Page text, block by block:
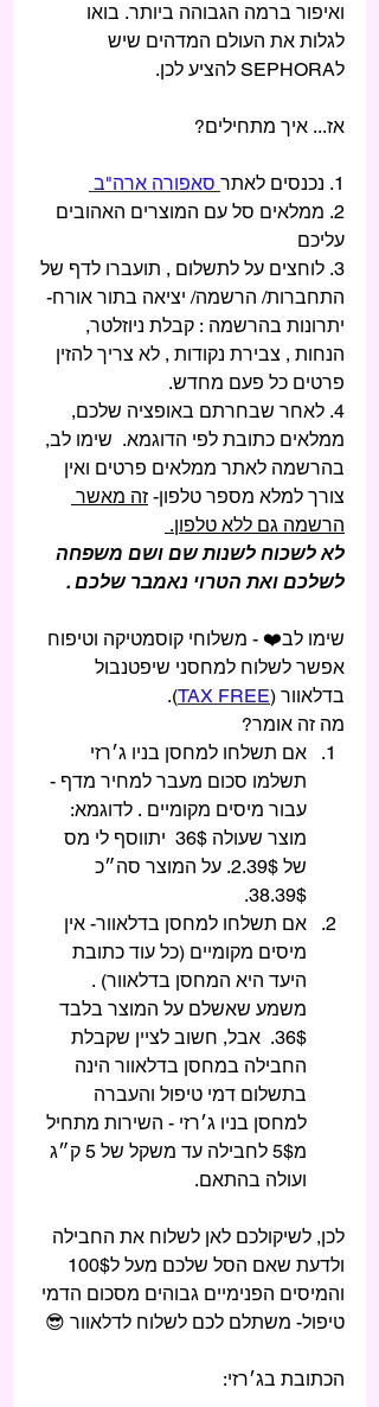
ואיפור ברמה הגבוהה ביותר. בואו
לגלות את העולם המדהים שיש
לSEPHORA להציע לכן.
אז... איך מתחילים?
1. נכנסים לאתר
סאפורה ארה"ב
2. ממלאים סל עם המוצרים האהובים
עליכם
3. לוחצים על לתשלום , תועברו לדף של
התחברות/ הרשמה/ יציאה בתור אורח-
יתרונות בהרשמה : קבלת ניוזלטר,
הנחות , צבירת נקודות , לא צריך להזין
פרטים כל פעם מחדש.
4. לאחר שבחרתם באופציה שלכם,
ממלאים כתובת לפי הדוגמא.  שימו לב,
בהרשמה לאתר ממלאים פרטים ואין
צורך למלא מספר טלפון- זה מאשר
הרשמה גם ללא טלפון.
לא לשכוח לשנות שם ושם משפחה
לשלכם ואת הטרוי נאמבר שלכם .
שימו לב❤️ - משלוחי קוסמטיקה וטיפוח
אפשר לשלוח למחסני שיפטנבול
בדלאוור (TAX FREE
).
מה זה אומר?
אם תשלחו למחסן בניו ג׳רזי
תשלמו סכום מעבר למחיר מדף -
עבור מיסים מקומיים . לדוגמא:
מוצר שעולה 36$  יתווסף לי מס
של 2.39$. על המוצר סה״כ
38.39$.
אם תשלחו למחסן בדלאוור- אין
מיסים מקומיים (כל עוד כתובת
היעד היא המחסן בדלאוור) .
משמע שאשלם על המוצר בלבד
36$.  אבל, חשוב לציין שקבלת
החבילה במחסן בדלאוור הינה
בתשלום דמי טיפול והעברה
למחסן בניו ג׳רזי - השירות מתחיל
מ5$ לחבילה עד משקל של 5 ק״ג
ועולה בהתאם.
לכן, לשיקולכם לאן לשלוח את החבילה
והמיסים הפנימיים גבוהים מסכום הדמי
טיפול- משתלם לכם לשלוח לדלאוור 😎
הכתובת בג׳רזי: